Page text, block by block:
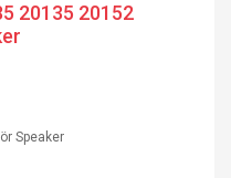
20135 20152
Speaker